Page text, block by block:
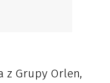
z Grupy Orlen,